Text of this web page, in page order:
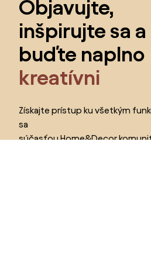
Objavujte,
inšpirujte sa a
buďte naplno
kreatívni
Získajte prístup ku všetkým
sa
súčasťou Home&Decor